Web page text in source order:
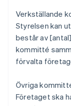
Verkställande
Styrelsen kan
består av
kommitté
förvalta
Övriga
Företaget ska